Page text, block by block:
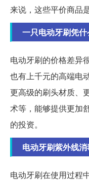
来说，这些平价商品
一只电动牙刷凭
电动牙刷的价格差异
也有上千元的高端电
更高级的刷头材质、
术等，能够提供更加
的投资。
电动牙刷紫外线
电动牙刷在使用过程